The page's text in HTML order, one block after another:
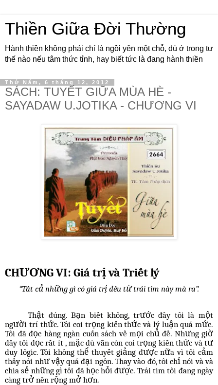
Thiền Giữa Đời Thường
Hành thiền không phải chỉ là ngồi yên một chỗ, dù ở trong tư
thế nào nếu tâm thức tỉnh, hay biết tức là đang hành thiền
Thứ Năm, 6 tháng 12, 2012
SÁCH: TUYẾT GIỮA MÙA HÈ -
SAYADAW U.JOTIKA - CHƯƠNG VI
CHƯƠNG VI: Giá trị và Triết lý
“Tất cả những gì có giá trị đều từ trái tim này mà ra”.
Thật đúng. Bạn biết không, trước đây tôi là một
người trí thức. Tôi coi trọng kiến thức và lý luận quá mức.
Tôi đã đọc hàng ngàn cuốn sách về mọi chủ đề. Nhưng giờ
đây tôi đọc rất ít , mặc dù vẫn còn coi trọng kiến thức và tư
duy lôgic. Tôi không thể thuyết giảng được nữa vì tôi cảm
thấy nói như vậy quá đại ngôn. Thay vào đó, tôi chỉ nói và và
chia sẻ những gì tôi đã học hỏi được. Trái tim tôi đang ngày
càng trở nên rộng mở hơn.